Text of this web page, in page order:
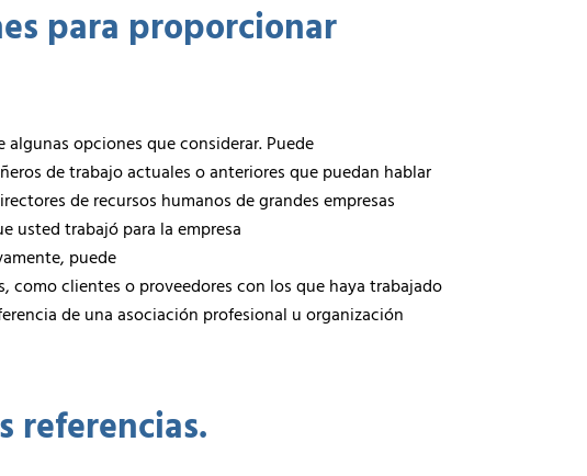
para proporcionar
opciones que considerar. Puede
de trabajo actuales o anteriores que puedan hablar
de recursos humanos de grandes empresas
usted trabajó para la empresa
puede
clientes o proveedores con los que haya trabajado
de una asociación profesional u organización
referencias.